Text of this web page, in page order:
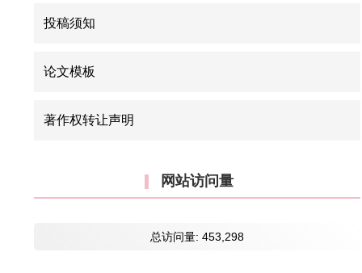
投稿须知
论文模板
著作权转让声明
网站访问量
总访问量: 453,298